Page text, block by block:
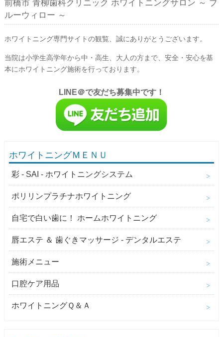
前橋市 青柳歯科クリニック ホワイトニングサロン ～ ブ
ルーウィロー ～
ホワイトニング専門サイトの観覧、誠にありがとうございます。
当院は小学生高学年から中・高生、大人の方まで、安全・安心を基
本にホワイトニング施術を行っております。
LINE＠で友だち募集中です！
ホワイトニングＭＥＮＵ
彩 - SAI - ホワイトニングシステム
ポリリンプラチナホワイトニング
自宅で白い歯に！ ホームホワイトニング
唇エステ ＆ 歯ぐきマッサージ - デンタルエステ
施術メニュー
口腔ケア用品
ホワイトニングＱ＆Ａ